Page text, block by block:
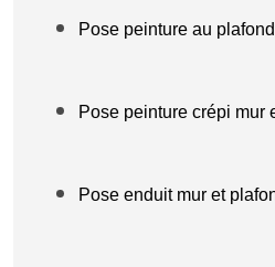
Pose peinture au
Pose peinture crépi mur
Pose enduit mur et